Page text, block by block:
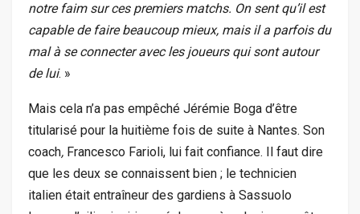
notre faim sur ces premiers matchs. On sent qu’il est
capable de faire beaucoup mieux, mais il a parfois du
mal à se connecter avec les joueurs qui sont autour
de lui. »
Mais cela n’a pas empêché Jérémie Boga d’être
titularisé pour la huitième fois de suite à Nantes. Son
coach, Francesco Farioli, lui fait confiance. Il faut dire
que les deux se connaissent bien ; le technicien
italien était entraîneur des gardiens à Sassuolo